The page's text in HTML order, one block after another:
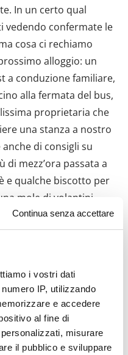
Continua senza accettare
i vostri dati
IP, utilizzando
e accedere
al fine di
misurare
il pubblico e sviluppare
In un certo qual
vedendo confermate le
cosa ci rechiamo
alloggio: un
a conduzione familiare,
alla fermata del bus,
proprietaria che
una stanza a nostro
di consigli su
di mezz’ora passata a
e qualche biscotto per
mole di volantini
stanza e prendiamo
appuntamento
a darci tregua, e
i nostri ombrelli
a orientarli davanti a
che come riparo
all’angolo del college